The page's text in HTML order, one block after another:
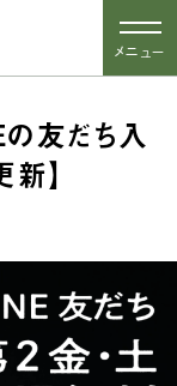
メニュー
友だち入
】